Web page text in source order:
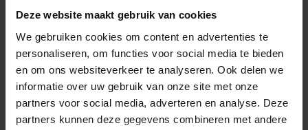
Deze website maakt gebruik van cookies
We gebruiken cookies om content en advertenties te
personaliseren, om functies voor social media te bieden
en om ons websiteverkeer te analyseren. Ook delen we
informatie over uw gebruik van onze site met onze
partners voor social media, adverteren en analyse. Deze
partners kunnen deze gegevens combineren met andere
Luong kan hen daarbij helpen.
Social Chef is een creatieve eventontwikkelaar die
altijd zoekt naar samenwerking tussen kinderen,
kunstenaars en koks. Ieder pop-up restaurant is
een spektakel. Door middel van diverse spellen